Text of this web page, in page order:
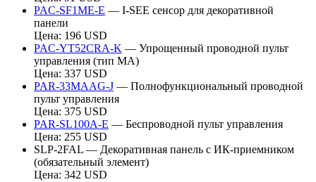
PAC-SF1ME-E — I-SEE сенсор для декоративной
панели
Цена: 196 USD
PAC-YT52CRA-K — Упрощенный проводной пульт
управления (тип МА)
Цена: 337 USD
PAR-33MAAG-J — Полнофункциональный проводной
пульт управления
Цена: 375 USD
PAR-SL100A-E — Беспроводной пульт управления
Цена: 255 USD
SLP-2FAL — Декоративная панель с ИК-приемником
(обязательный элемент)
Цена: 342 USD